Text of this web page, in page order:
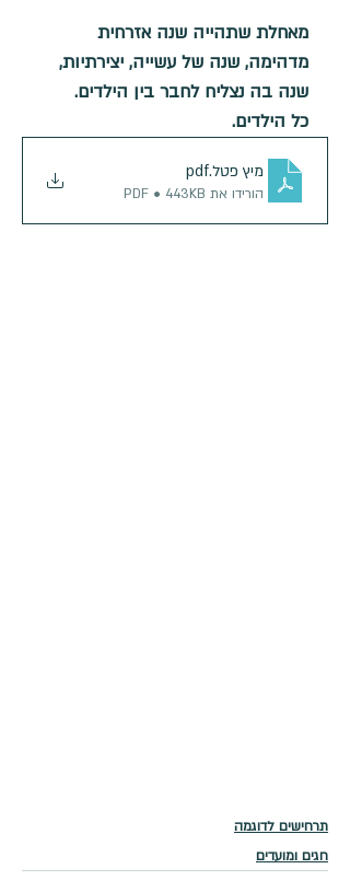
מאחלת שתהייה שנה אזרחית
מדהימה, שנה של עשייה, יצירתיות,
שנה בה נצליח לחבר בין הילדים.
כל הילדים.
מיץ פטל.pdf
הורידו את PDF • 443KB
תרחישים לדוגמה
חגים ומועדים